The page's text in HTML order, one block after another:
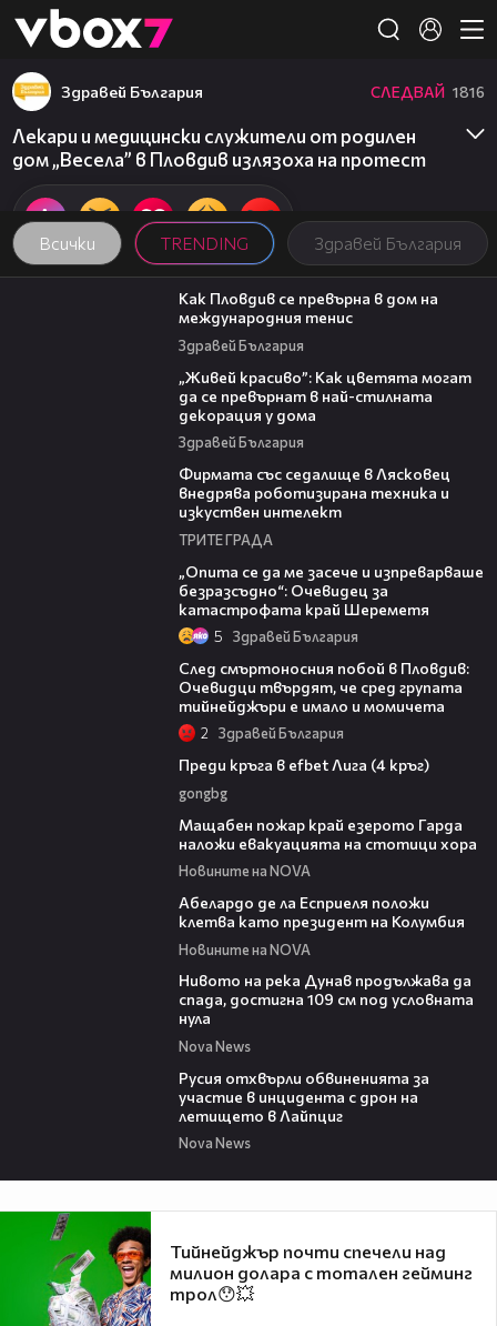
👾
Всички TRENDING Здравей България
Здравей България СЛЕДВАЙ 1816
Лекари и медицински служители от родилен
дом „Весела” в Пловдив излязоха на протест
03:09
Как Пловдив се превърна в дом на
международния тенис
Здравей България
„Живей красиво”: Как цветята могат
да се превърнат в най-стилната
декорация у дома
Здравей България
Фирмата със седалище в Лясковец
внедрява роботизирана техника и
изкуствен интелект
ТРИТЕ ГРАДА
„Опита се да ме засече и изпреварваше
безразсъдно“: Очевидец за
катастрофата край Шереметя
5 Здравей България
След смъртоносния побой в Пловдив:
Очевидци твърдят, че сред групата
тийнейджъри е имало и момичета
2 Здравей България
Преди кръга в efbet Лига (4 кръг)
gongbg
Мащабен пожар край езерото Гарда
наложи евакуацията на стотици хора
Новините на NOVA
Абелардо де ла Есприеля положи
клетва като президент на Колумбия
Новините на NOVA
Нивото на река Дунав продължава да
спада, достигна 109 см под условната
нула
Nova News
Русия отхвърли обвиненията за
участие в инцидента с дрон на
летището в Лайпциг
Nova News
Тийнейджър почти спечели над
милион долара с тотален гейминг
трол😯💥